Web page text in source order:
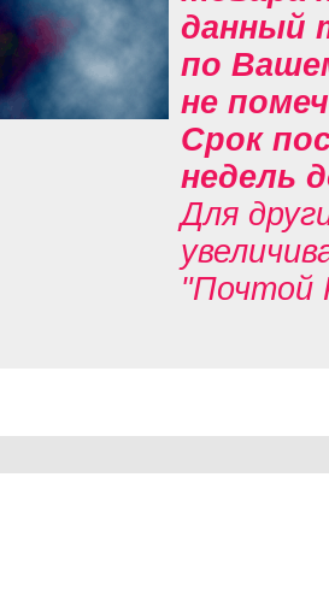
данный
по
не
Срок
недель
Для
"Почтой